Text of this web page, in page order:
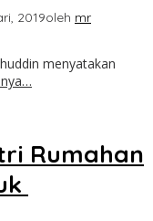
2019oleh mr
menyatakan
Rumahan